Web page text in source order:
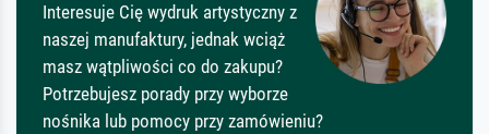
Interesuje Cię wydruk artystyczny z
naszej manufaktury, jednak wciąż
masz wątpliwości co do zakupu?
Potrzebujesz porady przy wyborze
nośnika lub pomocy przy zamówieniu?